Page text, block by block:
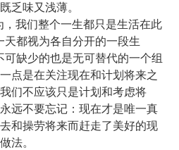
乏味又浅薄。
，我们整个一生都只是生活在此
天都视为各自分开的一段生
缺少的也是无可替代的一个组
点是在关注现在和计划将来之
们不应该只是计划和考虑将
远不要忘记：现在才是唯一真
和操劳将来而赶走了美好的现
法。